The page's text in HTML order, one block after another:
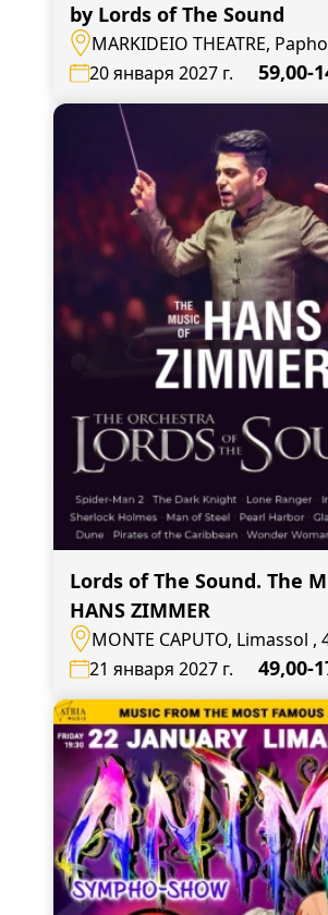
by Lords of The Sound
MARKIDEIO THEATRE,
Andrea Geroude 27
20 января 2027 г. 59,00-
Lords of The Sound. The
HANS ZIMMER
MONTE CAPUTO, Limassol ,
21 января 2027 г.
49,00-